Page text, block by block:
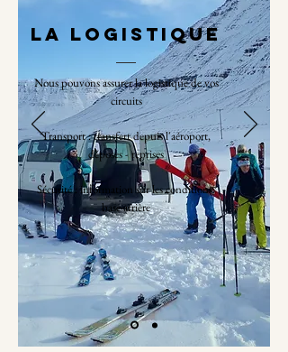
La Logistique
Nous pouvons assurer la logistique de vos
circuits
Transport : transfert depuis l'aéroport,
déposes - reprises
Sécurité : information sur les conditions,
base arrière